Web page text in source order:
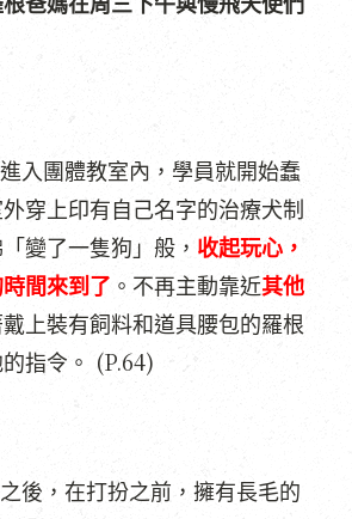
入團體教室內，學員就開始蠢
穿上印有自己名字的治療犬制
變了一隻狗」般， 收起玩心，
間來到了 。不再主動靠近其他
上裝有飼料和道具腰包的羅根
指令。
(P.64)
之後，在打扮之前，擁有長毛的